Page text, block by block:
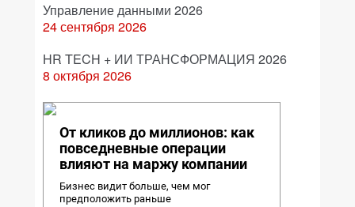
Управление данными 2026
24 сентября 2026
HR TECH + ИИ ТРАНСФОРМАЦИЯ 2026
8 октября 2026
От кликов до миллионов: как
повседневные операции
влияют на маржу компании
Бизнес видит больше, чем мог
предположить раньше